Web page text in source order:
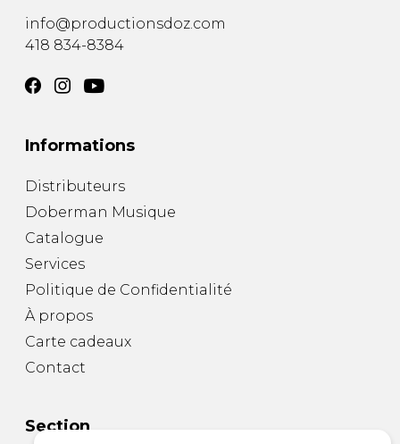
info@productionsdoz.com
418 834-8384
Informations
Distributeurs
Doberman Musique
Catalogue
Services
Politique de Confidentialité
À propos
Carte cadeaux
Contact
Section